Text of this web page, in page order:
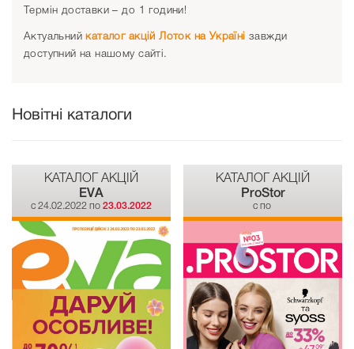
Термін доставки – до 1 години!
Актуальнийкаталог акцій Лоток на Україні завжди
доступний на нашому сайті.
Новітні каталоги
КАТАЛОГ АКЦІЙ
EVA
c 24.02.2022 по 23.03.2022
КАТАЛОГ АКЦІЙ
ProStor
c по